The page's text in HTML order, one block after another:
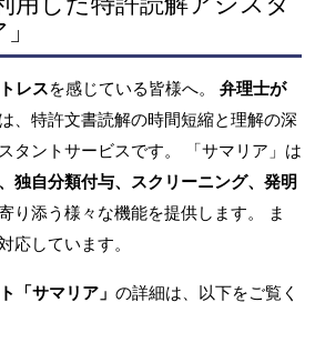
レスを感じている皆様へ。 弁理士が
は、特許文書読解の時間短縮と理解の深
タントサービスです。 「サマリア」は
独自分類付与、スクリーニング、発明
り添う様々な機能を提供します。 ま
応しています。
「サマリア」 の詳細は、以下をご覧く